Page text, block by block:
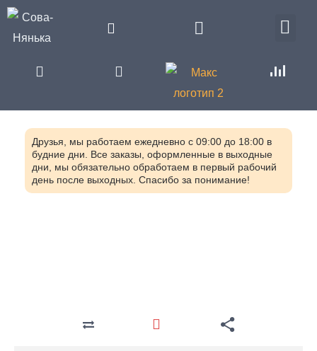
Друзья, мы работаем ежедневно с 09:00 до 18:00 в
будние дни. Все заказы, оформленные в выходные
дни, мы обязательно обработаем в первый рабочий
день после выходных. Спасибо за понимание!